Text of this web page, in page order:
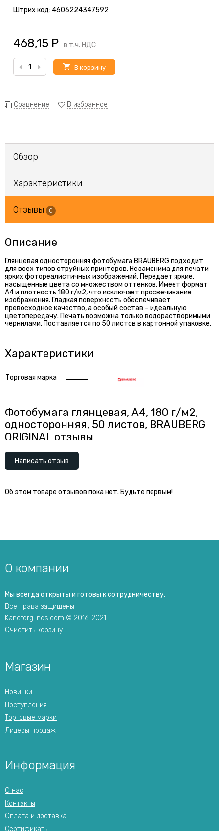
Штрих код: 4606224347592
468,15 Р в т.ч. НДС
В корзину
Сравнение В избранное
Обзор
Характеристики
Отзывы 0
Описание
Глянцевая односторонняя фотобумага BRAUBERG подходит
для всех типов струйных принтеров. Незаменима для печати
ярких фотореалистичных изображений. Передает яркие,
насыщенные цвета со множеством оттенков. Имеет формат
А4 и плотность 180 г/м2, что исключает просвечивание
изображения. Гладкая поверхность обеспечивает
превосходное качество, а особый состав – идеальную
цветопередачу. Печать возможна только водорастворимыми
чернилами. Поставляется по 50 листов в картонной упаковке.
Характеристики
Торговая марка
Фотобумага глянцевая, A4, 180 г/м2,
односторонняя, 50 листов, BRAUBERG
ORIGINAL отзывы
Написать отзыв
Об этом товаре отзывов пока нет. Будьте первым!
О компании
Мы всегда открыты и готовы к сотрудничеству.
Все права защищены.
Kanctorg-nds.com © 2016-2021
Очистить корзину
Магазин
Новинки
Поступления
Торговые марки
Лидеры продаж
Информация
О нас
Контакты
Оплата и доставка
Сертификаты